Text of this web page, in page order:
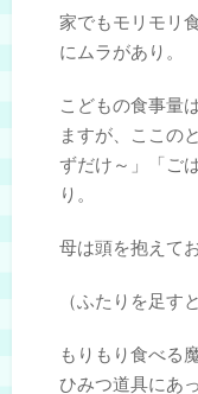
家でもモリモリ
にムラがあり。
こどもの食事量
ますが、ここの
ずだけ～」「ご
り。
母は頭を抱えて
（ふたりを足す
もりもり食べる
ひみつ道具にあ